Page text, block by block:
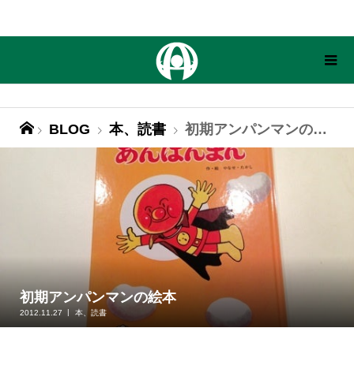
BLOG 本、読書 初期アンパンマンの絵本
初期アンパンマンの絵本
2012.11.27 本、読書